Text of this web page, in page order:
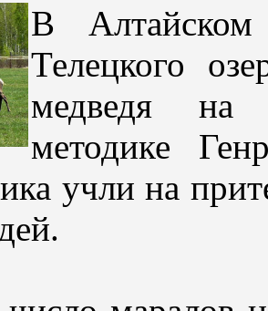
В Алтайском
Телецкого
медведя на
методике
учли на